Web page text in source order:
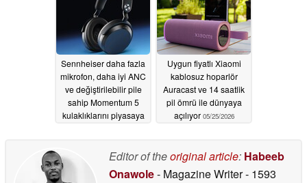
Sennheiser daha fazla
mikrofon, daha iyi ANC
ve değiştirilebilir pile
sahip Momentum 5
kulaklıklarını piyasaya
Uygun fiyatlı Xiaomi
kablosuz hoparlör
Auracast ve 14 saatlik
pil ömrü ile dünyaya
açılıyor 05/25/2026
Editor of theoriginal article: Habeeb
Onawole- Magazine Writer- 1593